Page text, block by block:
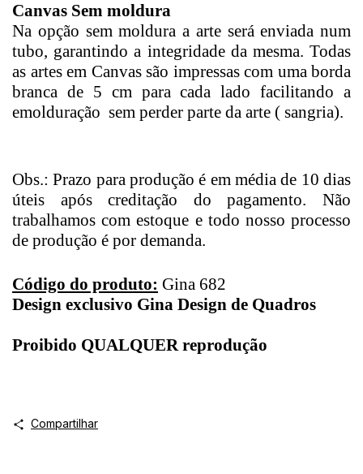
Canvas Sem moldura
Na opção sem moldura a arte será enviada num
tubo, garantindo a integridade da mesma. Todas
as artes em Canvas são impressas com uma borda
branca de 5 cm para cada lado facilitando a
emolduração sem perder parte da arte ( sangria).
Obs.: Prazo para produção é em média de 10 dias
úteis após creditação do pagamento. Não
trabalhamos com estoque e todo nosso processo
de produção é por demanda.
Código do produto: Gina 682
Design exclusivo Gina Design de Quadros
Proibido QUALQUER reprodução
Compartilhar